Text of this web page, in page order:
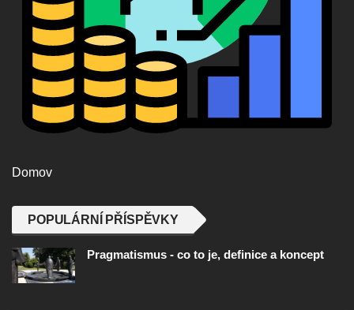
Domov
POPULÁRNÍ PŘÍSPĚVKY
Pragmatismus - co to je, definice a koncept